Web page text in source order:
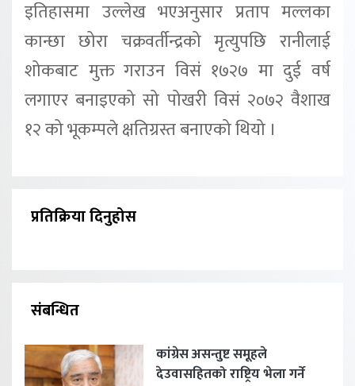
इतिहासमा उल्लेख भएअनुसार प्रताप मल्लका
कान्छा छोरा चक्रवर्तीन्द्रको मृत्युपछि रानीलाई
शोकबाट मुक्त गराउन विसं १७२७ मा दुई वर्ष
लगाएर बनाइएको सो पोखरी विसं २०७२ वैशाख
१२ को भूकम्पले क्षतिग्रस्त बनाएको थियो ।
प्रतिक्रिया दिनुहोस
संबन्धित
कांग्रेस असन्तुष्ट समूहले
देउवासहितको राष्ट्रिय भेला गर्ने